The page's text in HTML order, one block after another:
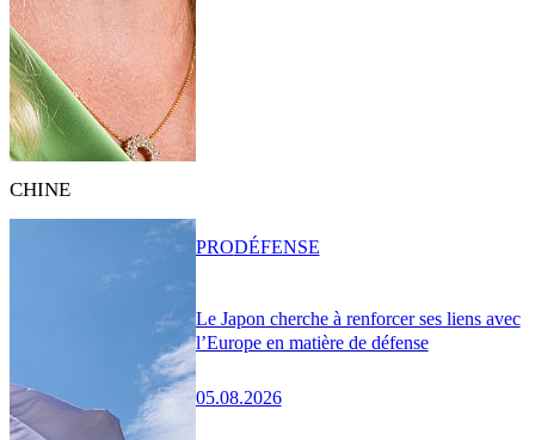
CHINE
Le Japon cherche à renforcer ses liens avec
l’Europe en matière de défense
05.08.2026
PRODÉFENSE